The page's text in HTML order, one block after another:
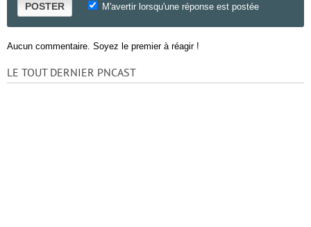
POSTER M'avertir lorsqu'une réponse est postée
Aucun commentaire. Soyez le premier à réagir !
LE TOUT DERNIER PNCAST